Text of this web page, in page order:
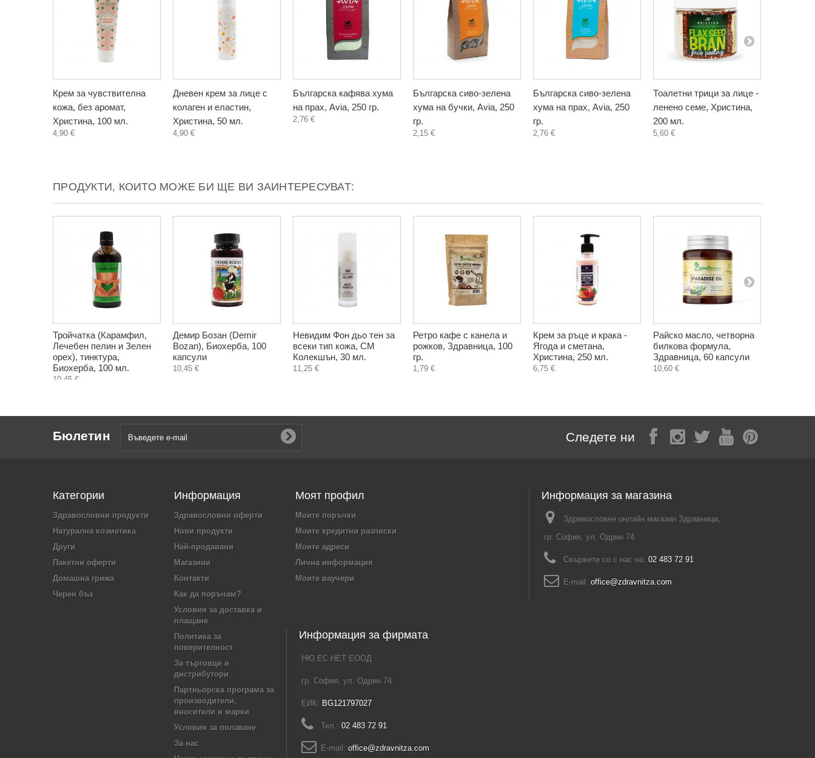
Крем за чувствителна
кожа, без аромат,
Христина, 100 мл.
4,90 €
Дневен крем за лице с
колаген и еластин,
Христина, 50 мл.
4,90 €
Българска кафява хума
на прах, Avia, 250 гр.
2,76 €
Българска сиво-зелена
хума на бучки, Avia, 250
гр.
2,15 €
Българска сиво-зелена
хума на прах, Avia, 250
гр.
2,76 €
Тоалетни трици за лице -
ленено семе, Христина,
200 мл.
5,60 €
ПРОДУКТИ, КОИТО МОЖЕ БИ ЩЕ ВИ ЗАИНТЕРЕСУВАТ:
Тройчатка (Карамфил,
Лечебен пелин и Зелен
орех), тинктура,
Биохерба, 100 мл.
10,45 €
Демир Бозан (Demir
Bozan), Биохерба, 100
капсули
10,45 €
Невидим Фон дьо тен за
всеки тип кожа, СМ
Колекшън, 30 мл.
11,25 €
Ретро кафе с канела и
рожков, Здравница, 100
гр.
1,79 €
Крем за ръце и крака -
Ягода и сметана,
Христина, 250 мл.
6,75 €
Райско масло, четворна
билкова формула,
Здравница, 60 капсули
10,60 €
Бюлетин Следете ни
Категории
Здравословни продукти
Натурална козметика
Други
Пакетни оферти
Домашна грижа
Черен бъз
Информация
Здравословни оферти
Нови продукти
Най-продавани
Магазини
Контакти
Как да поръчам?
Условия за доставка и
плащане
Политика за
поверителност
За търговци и
дистрибутори
Партньорска програма за
производители,
вносители и марки
Условия за ползване
За нас
Моят профил
Моите поръчки
Моите кредитни разписки
Моите адреси
Лична информация
Моите ваучери
Информация за магазина
Здравословен онлайн магазин Здравница,
гр. София, ул. Одрин 74
Свържете се с нас на: 02 483 72 91
E-mail: office@zdravnitza.com
Информация за фирмата
НЮ ЕС НЕТ ЕООД
гр. София, ул. Одрин 74
ЕИК: BG121797027
Тел.: 02 483 72 91
E-mail: office@zdravnitza.com